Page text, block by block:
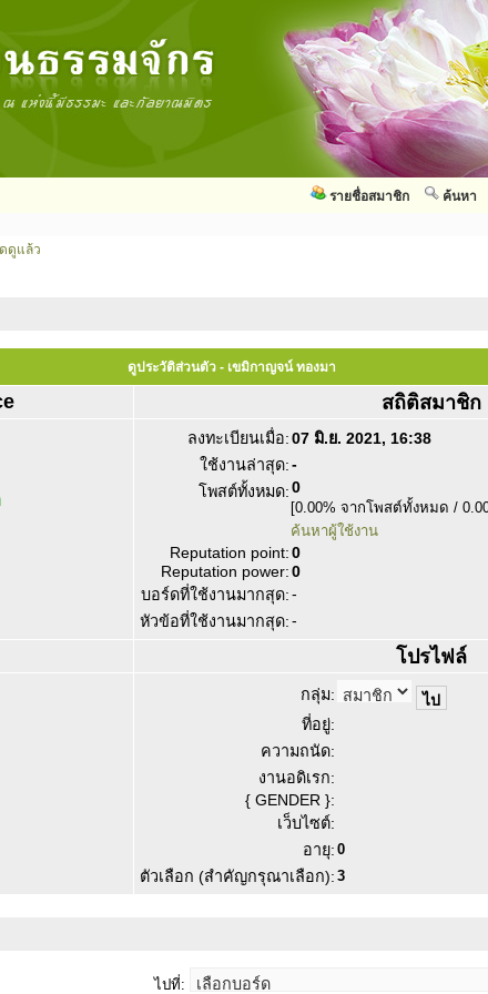
ค้นหา
รายชื่อสมาชิก
ดูแล้ว
ดูประวัติส่วนตัว - เขมิกาญจน์ ทองมา
สถิติสมาชิก
ลงทะเบียนเมื่อ:07 มิ.ย. 2021, 16:38
ใช้งานล่าสุด:-
โพสต์ทั้งหมด:0
[0.00% จากโพสต์ทั้งหมด /
ค้นหาผู้ใช้งาน
Reputation point:0
Reputation power:0
บอร์ดที่ใช้งานมากสุด:-
หัวข้อที่ใช้งานมากสุด:-
โปรไฟล์
กลุ่ม:
ที่อยู่:
ความถนัด:
งานอดิเรก:
{ GENDER }:
เว็บไซต์:
อายุ: 0
ตัวเลือก (สำคัญกรุณาเลือก): 3
ไปที่: